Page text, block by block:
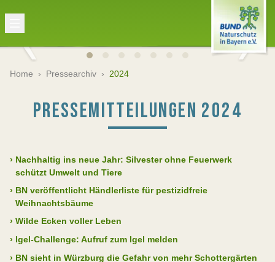
Home › Pressearchiv › 2024
PRESSEMITTEILUNGEN 2024
› Nachhaltig ins neue Jahr: Silvester ohne Feuerwerk
schützt Umwelt und Tiere
› BN veröffentlicht Händlerliste für pestizidfreie
Weihnachtsbäume
› Wilde Ecken voller Leben
› Igel-Challenge: Aufruf zum Igel melden
› BN sieht in Würzburg die Gefahr von mehr Schottergärten